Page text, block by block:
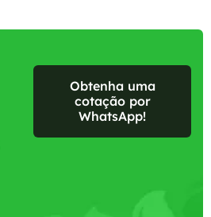
Obtenha uma
cotação por
WhatsApp!